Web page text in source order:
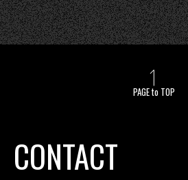
PAGE to TOP
CONTACT